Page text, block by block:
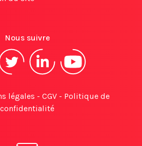
Nous suivre
légales - CGV- Politique de
confidentialité